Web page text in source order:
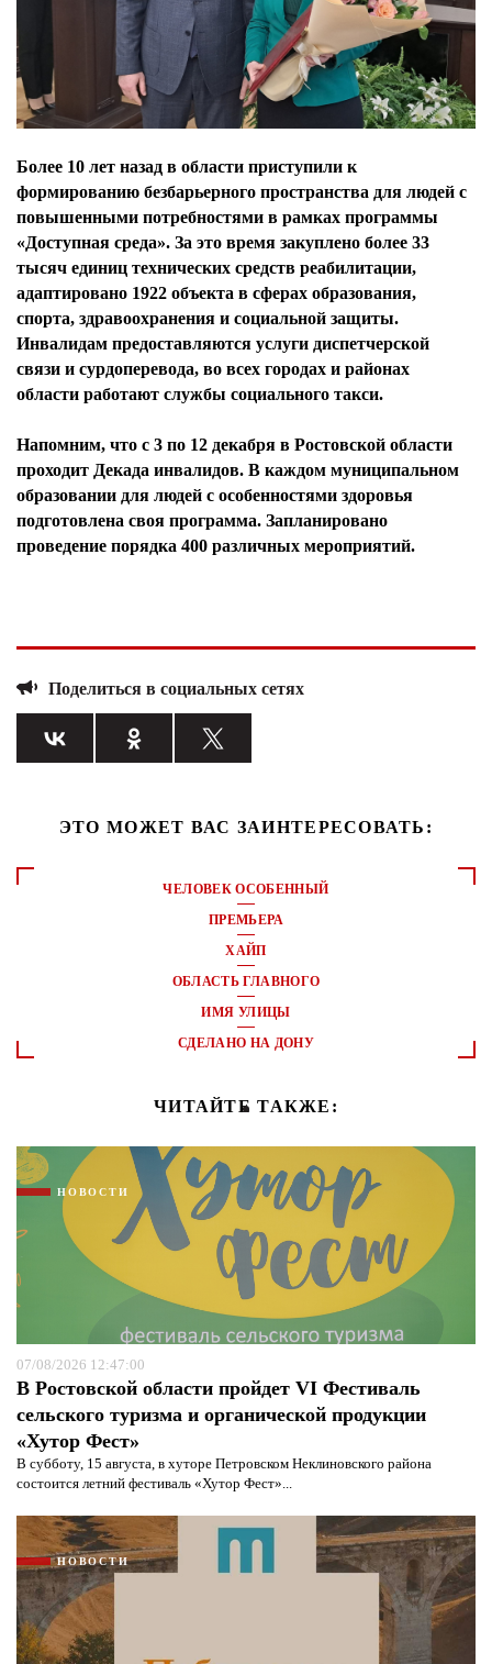
Более 10 лет назад в области приступили к
формированию безбарьерного пространства для людей с
повышенными потребностями в рамках программы
«Доступная среда». За это время закуплено более 33
тысяч единиц технических средств реабилитации,
адаптировано 1922 объекта в сферах образования,
спорта, здравоохранения и социальной защиты.
Инвалидам предоставляются услуги диспетчерской
связи и сурдоперевода, во всех городах и районах
области работают службы социального такси.
Напомним, что с 3 по 12 декабря в Ростовской области
проходит Декада инвалидов. В каждом муниципальном
образовании для людей с особенностями здоровья
подготовлена своя программа. Запланировано
проведение порядка 400 различных мероприятий.
Поделиться в социальных сетях
ЭТО МОЖЕТ ВАС ЗАИНТЕРЕСОВАТЬ:
ЧЕЛОВЕК ОСОБЕННЫЙ
ПРЕМЬЕРА
ХАЙП
ОБЛАСТЬ ГЛАВНОГО
ИМЯ УЛИЦЫ
СДЕЛАНО НА ДОНУ
ЧИТАЙТЕ ТАКЖЕ:
НОВОСТИ
07/08/2026 12:47:00
В Ростовской области пройдет VI Фестиваль
сельского туризма и органической продукции
«Хутор Фест»
В субботу, 15 августа, в хуторе Петровском Неклиновского района
состоится летний фестиваль «Хутор Фест»...
НОВОСТИ